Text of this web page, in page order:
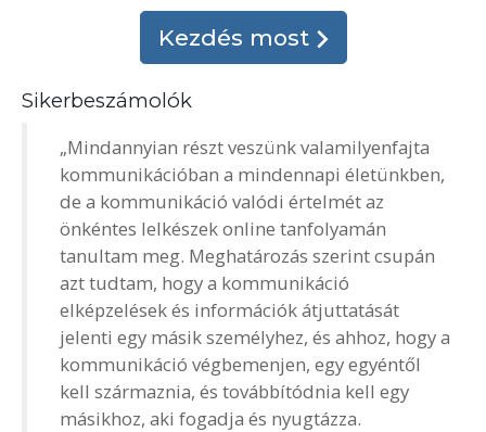
Kezdés most
Sikerbeszámolók
„Mindannyian részt veszünk valamilyenfajta
kommunikációban a mindennapi életünkben,
de a kommunikáció valódi értelmét az
önkéntes lelkészek online tanfolyamán
tanultam meg. Meghatározás szerint csupán
azt tudtam, hogy a kommunikáció
elképzelések és információk átjuttatását
jelenti egy másik személyhez, és ahhoz, hogy a
kommunikáció végbemenjen, egy egyéntől
kell származnia, és továbbítódnia kell egy
másikhoz, aki fogadja és nyugtázza.